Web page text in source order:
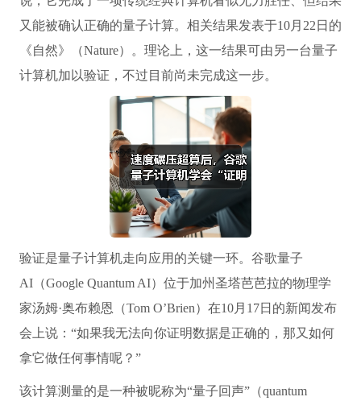
又能被确认正确的量子计算。相关结果发表于10月22日的
《自然》（Nature）。理论上，这一结果可由另一台量子
计算机加以验证，不过目前尚未完成这一步。
验证是量子计算机走向应用的关键一环。谷歌量子
AI（Google Quantum AI）位于加州圣塔芭芭拉的物理学
家汤姆·奥布赖恩（Tom O’Brien）在10月17日的新闻发布
会上说：“如果我无法向你证明数据是正确的，那又如何
拿它做任何事情呢？”
该计算测量的是一种被昵称为“量子回声”（quantum